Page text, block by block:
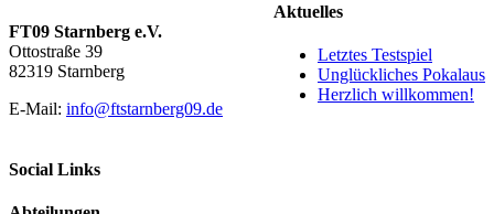
Aktuelles
Letztes Testspiel
Unglückliches Pokalaus
Herzlich willkommen!
FT09 Starnberg e.V.
Ottostraße 39
82319 Starnberg
E-Mail: info@ftstarnberg09.de
Social Links